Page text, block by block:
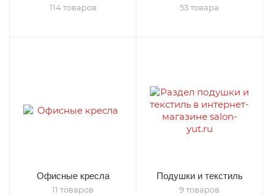
114 товаров 53 товара
Офисные кресла
11 товаров
Подушки и текстиль
9 товаров